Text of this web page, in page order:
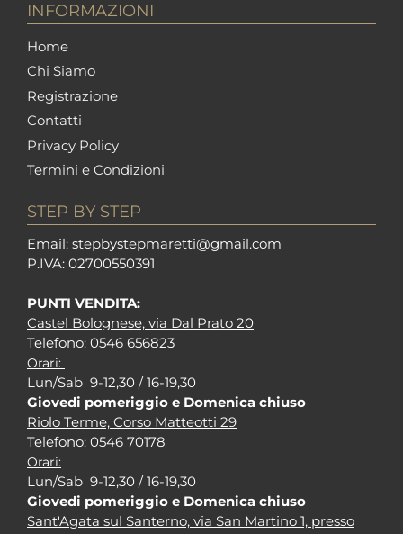
INFORMAZIONI
Home
Chi Siamo
Registrazione
Contatti
Privacy Policy
Termini e Condizioni
STEP BY STEP
Email: stepbystepmaretti@gmail.com
P.IVA: 02700550391
PUNTI VENDITA:
Castel Bolognese, via Dal Prato 20
Telefono: 0546 656823
Orari:
Lun/Sab 9-12,30 / 16-19,30
Giovedi pomeriggio e Domenica chiuso
Riolo Terme, Corso Matteotti 29
Telefono: 0546 70178
Orari:
Lun/Sab 9-12,30 / 16-19,30
Giovedi pomeriggio e Domenica chiuso
Sant'Agata sul Santerno, via San Martino 1, presso